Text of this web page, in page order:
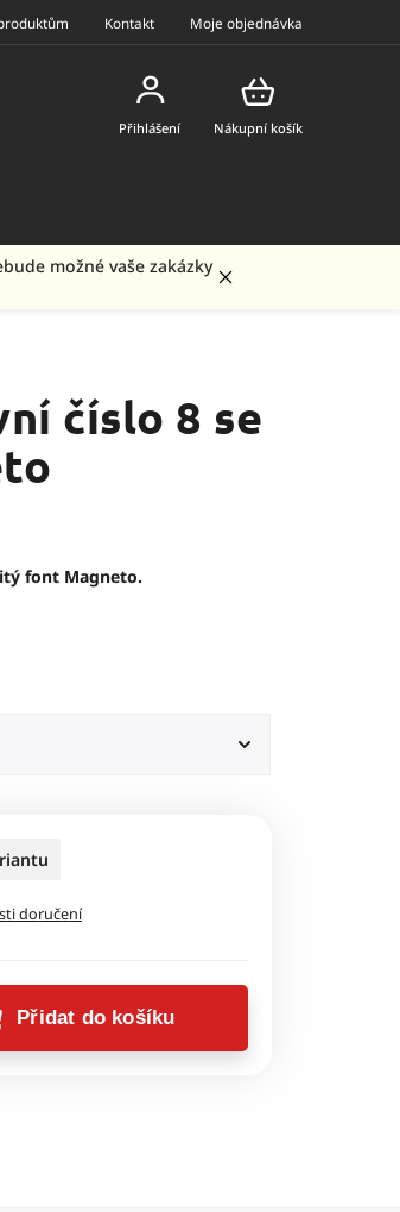
Kontakt Moje objednávka
Nákupní košík
Přihlášení
možné vaše zakázky
číslo 8 se
font Magneto.
doručení
Přidat do košíku